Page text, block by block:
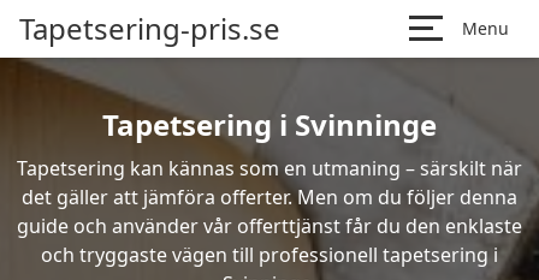
Tapetsering-pris.se Menu
Tapetsering i Svinninge
Tapetsering kan kännas som en utmaning – särskilt när
det gäller att jämföra offerter. Men om du följer denna
guide och använder vår offerttjänst får du den enklaste
och tryggaste vägen till professionell tapetsering i